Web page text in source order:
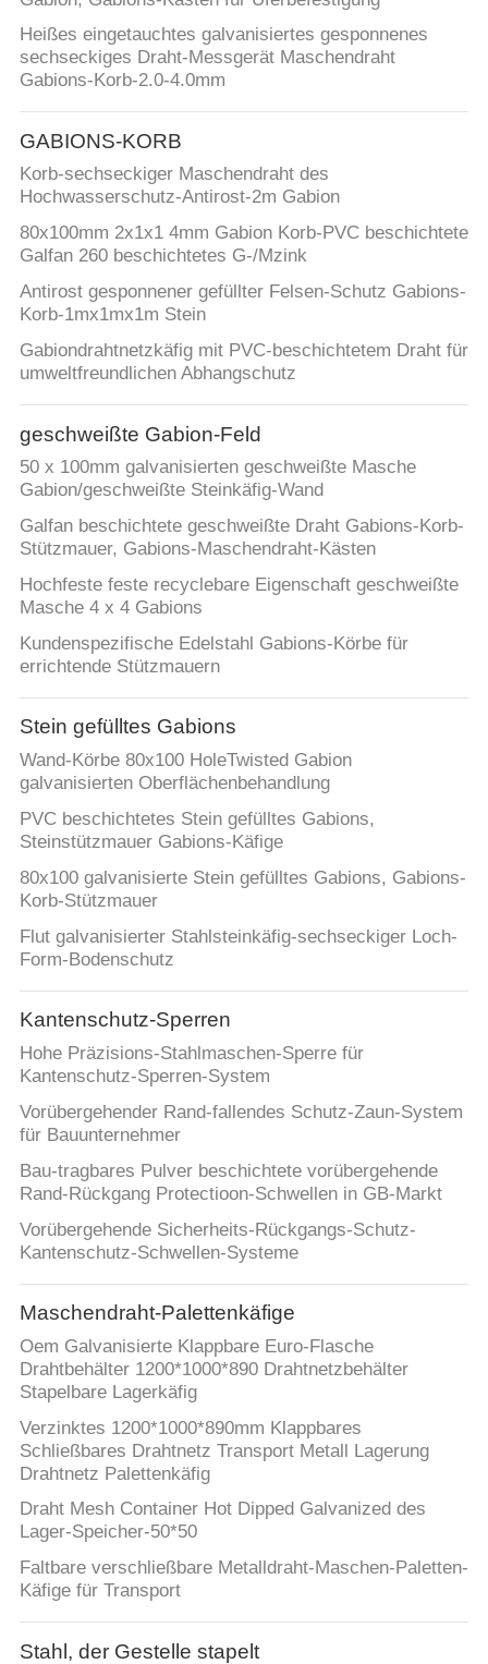
Heißes eingetauchtes galvanisiertes gesponnenes
sechseckiges Draht-Messgerät Maschendraht
Gabions-Korb-2.0-4.0mm
GABIONS-KORB
Korb-sechseckiger Maschendraht des
Hochwasserschutz-Antirost-2m Gabion
80x100mm 2x1x1 4mm Gabion Korb-PVC beschichtete
Galfan 260 beschichtetes G-/Mzink
Antirost gesponnener gefüllter Felsen-Schutz Gabions-
Korb-1mx1mx1m Stein
Gabiondrahtnetzkäfig mit PVC-beschichtetem Draht für
umweltfreundlichen Abhangschutz
geschweißte Gabion-Feld
50 x 100mm galvanisierten geschweißte Masche
Gabion/geschweißte Steinkäfig-Wand
Galfan beschichtete geschweißte Draht Gabions-Korb-
Stützmauer, Gabions-Maschendraht-Kästen
Hochfeste feste recyclebare Eigenschaft geschweißte
Masche 4 x 4 Gabions
Kundenspezifische Edelstahl Gabions-Körbe für
errichtende Stützmauern
Stein gefülltes Gabions
Wand-Körbe 80x100 HoleTwisted Gabion
galvanisierten Oberflächenbehandlung
PVC beschichtetes Stein gefülltes Gabions,
Steinstützmauer Gabions-Käfige
80x100 galvanisierte Stein gefülltes Gabions, Gabions-
Korb-Stützmauer
Flut galvanisierter Stahlsteinkäfig-sechseckiger Loch-
Form-Bodenschutz
Kantenschutz-Sperren
Hohe Präzisions-Stahlmaschen-Sperre für
Kantenschutz-Sperren-System
Vorübergehender Rand-fallendes Schutz-Zaun-System
für Bauunternehmer
Bau-tragbares Pulver beschichtete vorübergehende
Rand-Rückgang Protectioon-Schwellen in GB-Markt
Vorübergehende Sicherheits-Rückgangs-Schutz-
Kantenschutz-Schwellen-Systeme
Maschendraht-Palettenkäfige
Oem Galvanisierte Klappbare Euro-Flasche
Drahtbehälter 1200*1000*890 Drahtnetzbehälter
Stapelbare Lagerkäfig
Verzinktes 1200*1000*890mm Klappbares
Schließbares Drahtnetz Transport Metall Lagerung
Drahtnetz Palettenkäfig
Draht Mesh Container Hot Dipped Galvanized des
Lager-Speicher-50*50
Faltbare verschließbare Metalldraht-Maschen-Paletten-
Käfige für Transport
Stahl, der Gestelle stapelt